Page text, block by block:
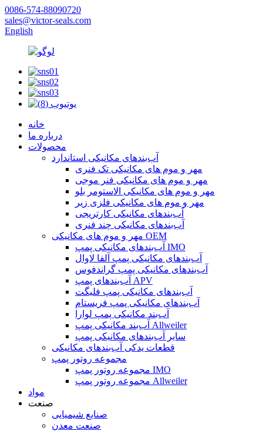
0086-574-88090720
sales@victor-seals.com
English
خانه
درباره ما
محصولات
آب‌بندهای مکانیکی استاندارد
مهر و موم های مکانیکی تک فنری
مهر و موم های مکانیکی فنر موجی
مهر و موم های مکانیکی الاستومر بلو
مهر و موم های مکانیکی فلزی زیر
آب‌بندهای مکانیکی کارتریجی
آب‌بندهای مکانیکی چند فنری
مهر و موم های مکانیکی OEM
آب‌بندهای مکانیکی پمپ IMO
آب‌بندهای مکانیکی پمپ آلفا لاوال
آب‌بندهای مکانیکی پمپ گراندفوس
آب‌بندهای پمپ APV
آب‌بندهای مکانیکی پمپ فلیگت
آب‌بندهای مکانیکی پمپ فریستام
آب‌بند مکانیکی پمپ لوارا
آب‌بند مکانیکی پمپ Allweiler
سایر آب‌بندهای مکانیکی پمپ
قطعات یدکی آب‌بندهای مکانیکی
مجموعه روتور پمپ
مجموعه روتور پمپ IMO
مجموعه روتور پمپ Allweiler
مواد
صنعت
صنایع شیمیایی
صنعت معدن